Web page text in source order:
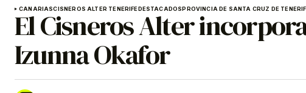
CANARIASCISNEROS ALTER TENERIFEDESTACADOSPROVINCIA DE SANTA CRUZ DE
El Cisneros Alter
Izunna Okafor